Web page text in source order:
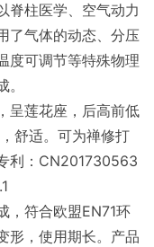
脊柱医学、空气动力
了气体的动态、分压
度可调节等特殊物理
呈莲花座，后高前低
舒适。可为禅修打
利：CN201730563
，符合欧盟EN71环
形，使用期长。产品